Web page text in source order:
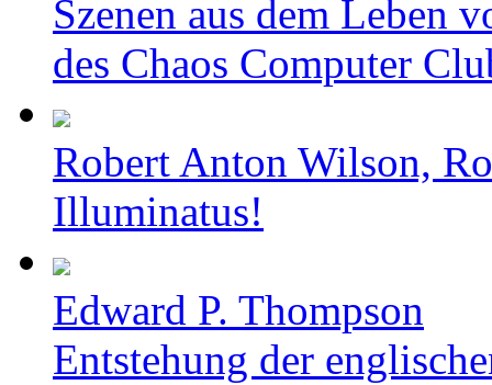
Szenen aus dem Leben
des Chaos Computer
Robert Anton Wilson,
Illuminatus!
Edward P. Thompson
Entstehung der